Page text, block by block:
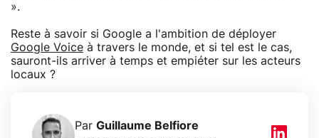
».
Reste à savoir si Google a l'ambition de déployer
Google Voice à travers le monde, et si tel est le cas,
sauront-ils arriver à temps et empiéter sur les acteurs
locaux ?
Par Guillaume Belfiore